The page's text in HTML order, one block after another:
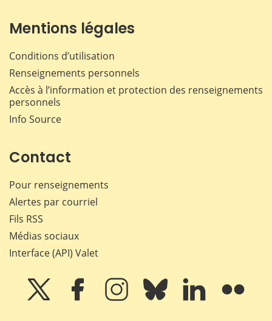
Mentions légales
Conditions d’utilisation
Renseignements personnels
Accès à l’information et protection des renseignements
personnels
Info Source
Contact
Pour renseignements
Alertes par courriel
Fils RSS
Médias sociaux
Interface (API) Valet